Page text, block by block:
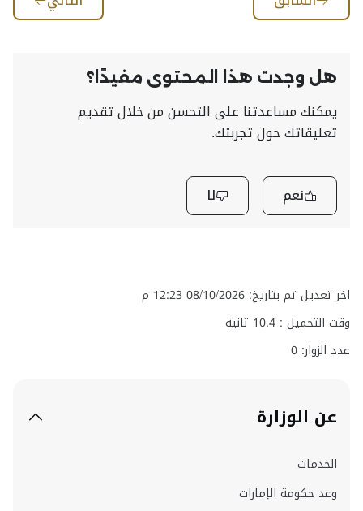
هل وجدت هذا المحتوى مفيدًا؟
يمكنك مساعدتنا على التحسن من خلال تقديم
تعليقاتك حول تجربتك.
نعم لا
اخر تعديل تم بتاريخ: 08/10/2026 12:23 م
وقت التحميل : 10.4 ثانية
عدد الزوار: 0
عن الوزارة
الخدمات
وعد حكومة الإمارات